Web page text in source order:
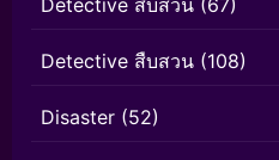
Detective สืบสวน (67)
Detective สืบสวน (108)
Disaster (52)